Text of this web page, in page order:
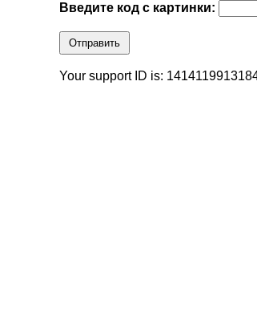
Введите код с картинки:
Отправить
Your support ID is: